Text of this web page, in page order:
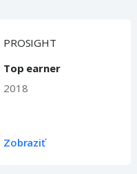
PROSIGHT
Top earner
2018
Zobraziť